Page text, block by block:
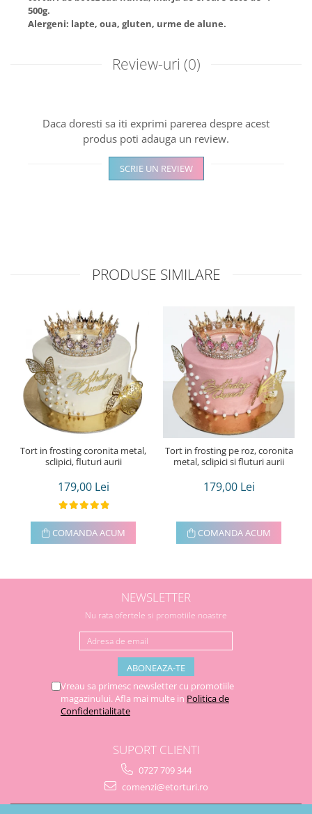
500g.
Alergeni: lapte, oua, gluten, urme de alune.
Review-uri (0)
Daca doresti sa iti exprimi parerea despre acest
produs poti adauga un review.
SCRIE UN REVIEW
PRODUSE SIMILARE
Tort in frosting coronita metal,
sclipici, fluturi aurii
179,00 Lei
COMANDA ACUM
Tort in frosting pe roz, coronita
metal, sclipici si fluturi aurii
179,00 Lei
COMANDA ACUM
NEWSLETTER
Nu rata ofertele si promotiile noastre
Vreau sa primesc newsletter cu promotiile
magazinului. Afla mai multe in Politica de
Confidentialitate
SUPORT CLIENTI
0727 709 344
comenzi@etorturi.ro